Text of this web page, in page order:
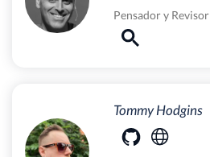
Pensadory Revisor
Tommy Hodgins